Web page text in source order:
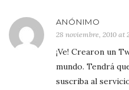
ANÓNIMO
28 noviembre, 2010 at
¡Ve! Crearon un
mundo. Tendrá
suscriba al